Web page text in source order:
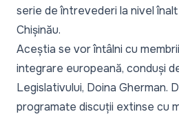
serie de întrevederi la nivel
Chișinău.
Aceștia se vor întâlni cu
integrare europeană, conduși
Legislativului, Doina Gherman.
programate discuții extinse cu